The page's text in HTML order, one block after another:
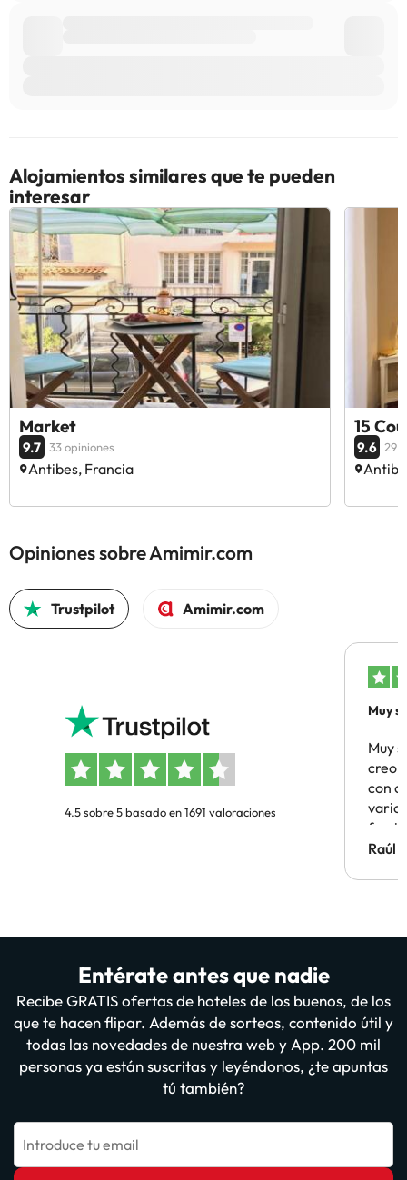
Alojamientos similares que te pueden
interesar
Market
9.7 33 opiniones
Antibes, Francia
15
9.6 29
Opiniones sobre Amimir.com
Trustpilot Amimir.com
4.5 sobre 5 basado en 1691 valoraciones
Muy
Muy
creo
con
Hotel
Raúl
Entérate antes que nadie
Recibe GRATIS ofertas de hoteles de los buenos, de los
que te hacen flipar. Además de sorteos, contenido útil y
todas las novedades de nuestra web y App. 200 mil
personas ya están suscritas y leyéndonos, ¿te apuntas
tú también?
Introduce tu email